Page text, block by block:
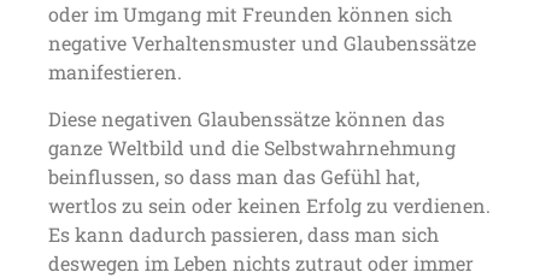
oder im Umgang mit Freunden können sich
negative Verhaltensmuster und Glaubenssätze
manifestieren.
Diese negativen Glaubenssätze können das
ganze Weltbild und die Selbstwahrnehmung
beinflussen, so dass man das Gefühl hat,
wertlos zu sein oder keinen Erfolg zu verdienen.
Es kann dadurch passieren, dass man sich
deswegen im Leben nichts zutraut oder immer